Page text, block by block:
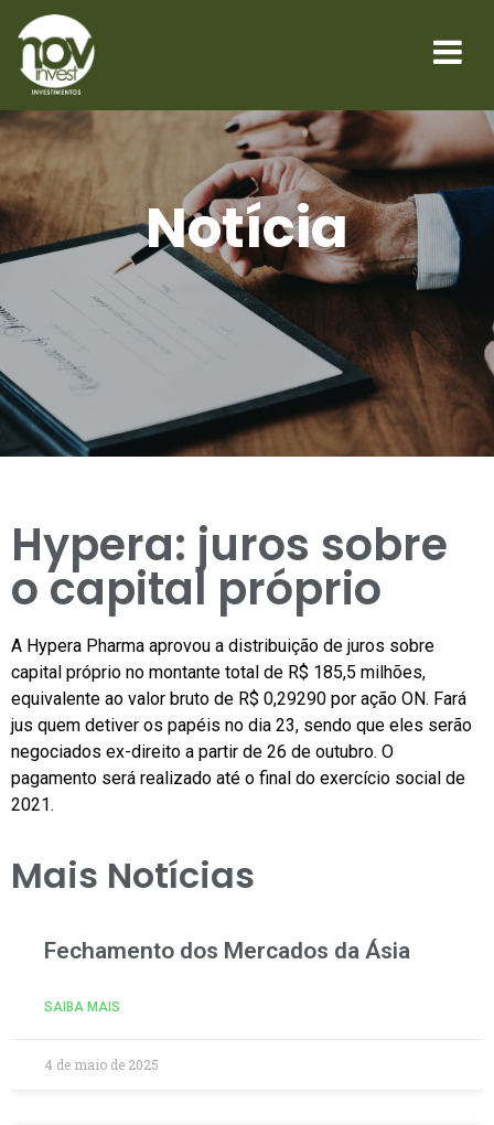
Notícia
Hypera: juros sobre
o capital próprio
A Hypera Pharma aprovou a distribuição de juros sobre
capital próprio no montante total de R$ 185,5 milhões,
equivalente ao valor bruto de R$ 0,29290 por ação ON. Fará
jus quem detiver os papéis no dia 23, sendo que eles serão
negociados ex-direito a partir de 26 de outubro. O
pagamento será realizado até o final do exercício social de
2021.
Mais Notícias
Fechamento dos Mercados da Ásia
SAIBA MAIS
4 de maio de 2025